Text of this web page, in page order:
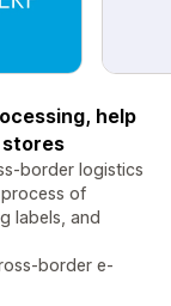
help
stores
border logistics
of
labels, and
border e-